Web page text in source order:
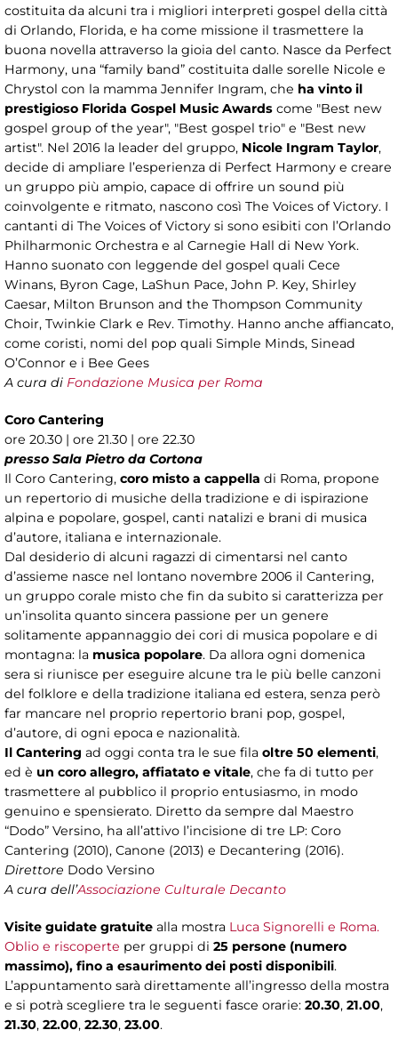
costituita da alcuni tra i migliori interpreti gospel della città
di Orlando, Florida, e ha come missione il trasmettere la
buona novella attraverso la gioia del canto. Nasce da Perfect
Harmony, una “family band” costituita dalle sorelle Nicole e
Chrystol con la mamma Jennifer Ingram, che ha vinto il
prestigioso Florida Gospel Music Awards come "Best new
gospel group of the year", "Best gospel trio" e "Best new
artist". Nel 2016 la leader del gruppo, Nicole Ingram Taylor,
decide di ampliare l’esperienza di Perfect Harmony e creare
un gruppo più ampio, capace di offrire un sound più
coinvolgente e ritmato, nascono così The Voices of Victory. I
cantanti di The Voices of Victory si sono esibiti con l’Orlando
Philharmonic Orchestra e al Carnegie Hall di New York.
Hanno suonato con leggende del gospel quali Cece
Winans, Byron Cage, LaShun Pace, John P. Key, Shirley
Caesar, Milton Brunson and the Thompson Community
Choir, Twinkie Clark e Rev. Timothy. Hanno anche affiancato,
come coristi, nomi del pop quali Simple Minds, Sinead
O’Connor e i Bee Gees
A cura di Fondazione Musica per Roma
Coro Cantering
ore 20.30 | ore 21.30 | ore 22.30
presso Sala Pietro da Cortona
Il Coro Cantering, coro misto a cappella di Roma, propone
un repertorio di musiche della tradizione e di ispirazione
alpina e popolare, gospel, canti natalizi e brani di musica
d’autore, italiana e internazionale.
Dal desiderio di alcuni ragazzi di cimentarsi nel canto
d’assieme nasce nel lontano novembre 2006 il Cantering,
un gruppo corale misto che fin da subito si caratterizza per
un’insolita quanto sincera passione per un genere
solitamente appannaggio dei cori di musica popolare e di
montagna: la musica popolare. Da allora ogni domenica
sera si riunisce per eseguire alcune tra le più belle canzoni
del folklore e della tradizione italiana ed estera, senza però
far mancare nel proprio repertorio brani pop, gospel,
d’autore, di ogni epoca e nazionalità.
Il Cantering ad oggi conta tra le sue fila oltre 50 elementi,
ed è un coro allegro, affiatato e vitale, che fa di tutto per
trasmettere al pubblico il proprio entusiasmo, in modo
genuino e spensierato. Diretto da sempre dal Maestro
“Dodo” Versino, ha all’attivo l’incisione di tre LP: Coro
Cantering (2010), Canone (2013) e Decantering (2016).
Direttore Dodo Versino
A cura dell’Associazione Culturale Decanto
Visite guidate gratuite alla mostra Luca Signorelli e Roma.
Oblio e riscoperte per gruppi di 25 persone (numero
massimo), fino a esaurimento dei posti disponibili.
L’appuntamento sarà direttamente all’ingresso della mostra
e si potrà scegliere tra le seguenti fasce orarie: 20.30, 21.00,
21.30, 22.00, 22.30, 23.00.